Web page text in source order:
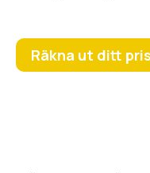
Räkna ut ditt